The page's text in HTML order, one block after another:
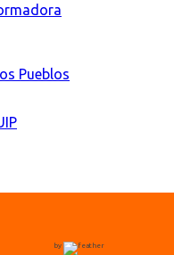
Pueblos
by